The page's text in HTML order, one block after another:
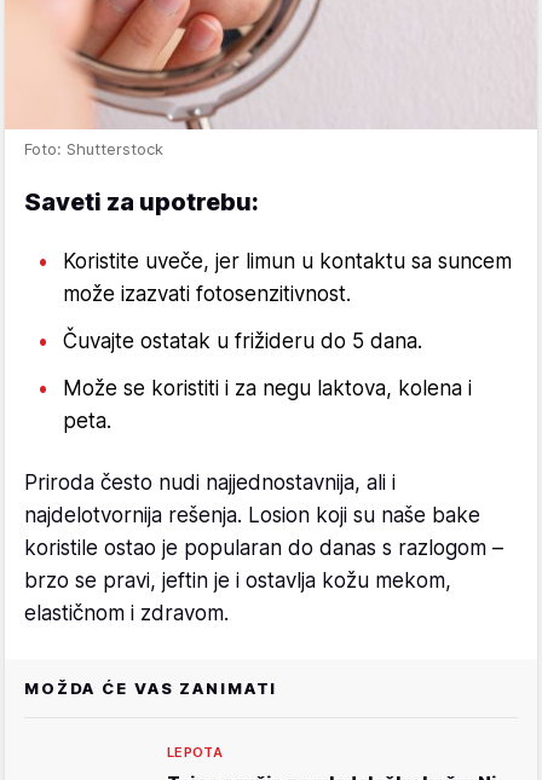
Foto: Shutterstock
Saveti za upotrebu:
Koristite uveče, jer limun u kontaktu sa suncem
može izazvati fotosenzitivnost.
Čuvajte ostatak u frižideru do 5 dana.
Može se koristiti i za negu laktova, kolena i
peta.
Priroda često nudi najjednostavnija, ali i
najdelotvornija rešenja. Losion koji su naše bake
koristile ostao je popularan do danas s razlogom –
brzo se pravi, jeftin je i ostavlja kožu mekom,
elastičnom i zdravom.
MOŽDA ĆE VAS ZANIMATI
LEPOTA